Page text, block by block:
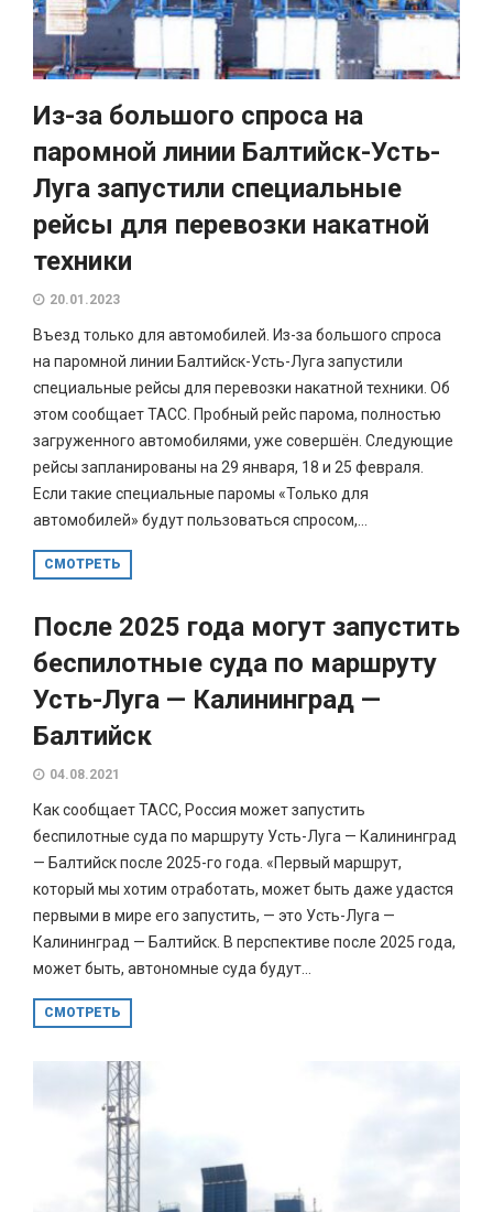
Из-за большого спроса на
паромной линии Балтийск-Усть-
Луга запустили специальные
рейсы для перевозки накатной
техники
20.01.2023
Въезд только для автомобилей. Из-за большого спроса
на паромной линии Балтийск-Усть-Луга запустили
специальные рейсы для перевозки накатной техники. Об
этом сообщает ТАСС. Пробный рейс парома, полностью
загруженного автомобилями, уже совершён. Следующие
рейсы запланированы на 29 января, 18 и 25 февраля.
Если такие специальные паромы «Только для
автомобилей» будут пользоваться спросом,...
СМОТРЕТЬ
После 2025 года могут запустить
беспилотные суда по маршруту
Усть-Луга — Калининград —
Балтийск
04.08.2021
Как сообщает ТАСС, Россия может запустить
беспилотные суда по маршруту Усть-Луга — Калининград
— Балтийск после 2025-го года. «Первый маршрут,
который мы хотим отработать, может быть даже удастся
первыми в мире его запустить, — это Усть-Луга —
Калининград — Балтийск. В перспективе после 2025 года,
может быть, автономные суда будут...
СМОТРЕТЬ